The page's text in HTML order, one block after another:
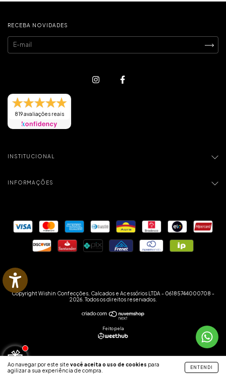
Ao navegar por este site você aceita o uso de cookies para
agilizar a sua experiência de compra.
ENTENDI
RECEBA NOVIDADES
819 avaliações reais
INSTITUCIONAL
INFORMAÇÕES
Copyright Wishin Confecções, Calcados e Acessórios LTDA - 06185744000708 -
2026. Todos os direitos reservados.
Feito pela